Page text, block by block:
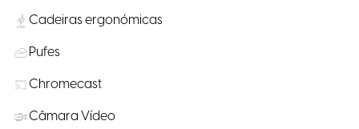
Cadeiras ergonómicas
Pufes
Chromecast
Câmara Vídeo